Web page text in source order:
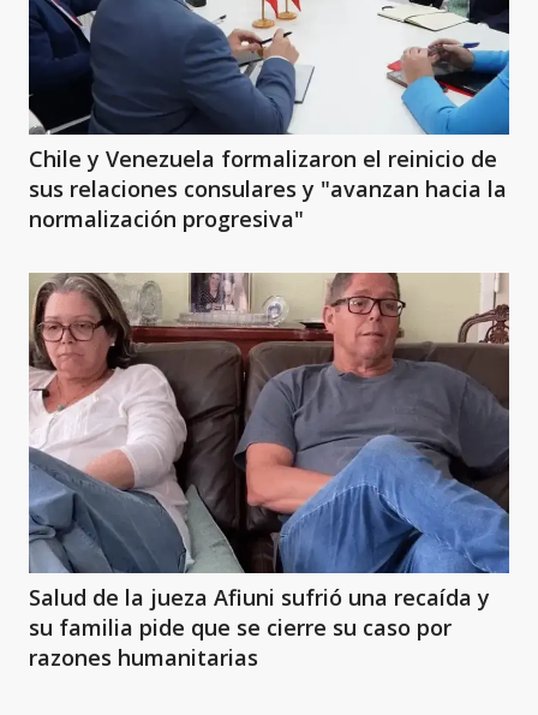
Chile y Venezuela formalizaron el reinicio de
sus relaciones consulares y "avanzan hacia la
normalización progresiva"
Salud de la jueza Afiuni sufrió una recaída y
su familia pide que se cierre su caso por
razones humanitarias